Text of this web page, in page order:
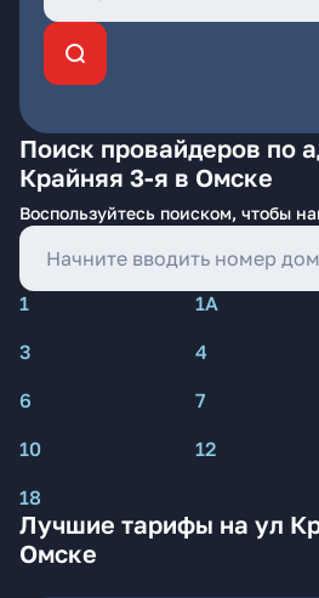
Поиск провайдеров по
Крайняя 3-я в Омске
Воспользуйтесь поиском, чтобы
1 1А
3
4
6
7
10
12
18
Лучшие тарифы на ул
Омске